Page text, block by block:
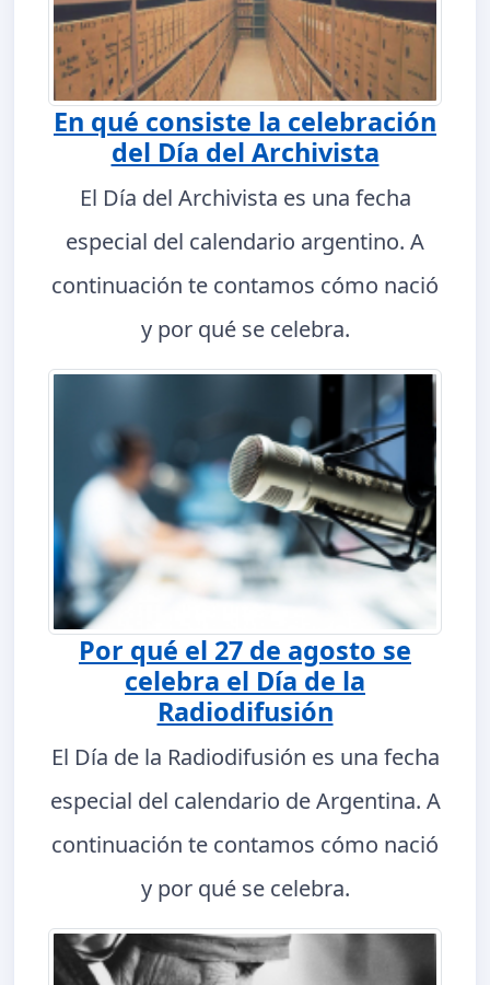
En qué consiste la celebración
del Día del Archivista
El Día del Archivista es una fecha
especial del calendario argentino. A
continuación te contamos cómo nació
y por qué se celebra.
Por qué el 27 de agosto se
celebra el Día de la
Radiodifusión
El Día de la Radiodifusión es una fecha
especial del calendario de Argentina. A
continuación te contamos cómo nació
y por qué se celebra.